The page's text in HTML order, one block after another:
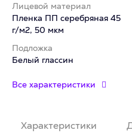
Лицевой материал
Пленка ПП серебряная 45
г/м2, 50 мкм
Подложка
Белый глассин
Все характеристики
Характеристики